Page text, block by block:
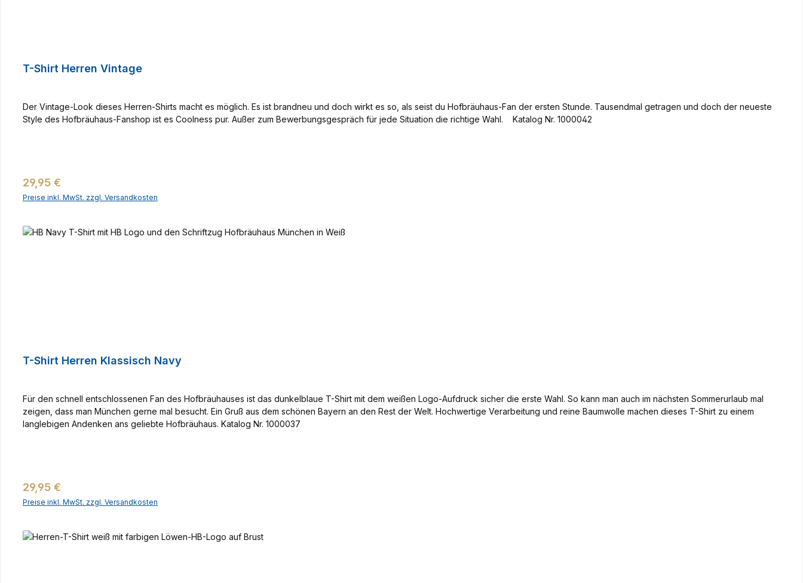
T-Shirt Herren Vintage
Der Vintage-Look dieses Herren-Shirts macht es möglich. Es ist brandneu und doch wirkt es so, als seist du Hofbräuhaus-Fan der ersten Stunde. Tausendmal getragen und doch der neueste
Style des Hofbräuhaus-Fanshop ist es Coolness pur. Außer zum Bewerbungsgespräch für jede Situation die richtige Wahl. Katalog Nr. 1000042
Regulärer Preis:
29,95 €
Preise inkl. MwSt. zzgl. Versandkosten
T-Shirt Herren Klassisch Navy
Für den schnell entschlossenen Fan des Hofbräuhauses ist das dunkelblaue T-Shirt mit dem weißen Logo-Aufdruck sicher die erste Wahl. So kann man auch im nächsten Sommerurlaub mal
zeigen, dass man München gerne mal besucht. Ein Gruß aus dem schönen Bayern an den Rest der Welt. Hochwertige Verarbeitung und reine Baumwolle machen dieses T-Shirt zu einem
langlebigen Andenken ans geliebte Hofbräuhaus. Katalog Nr. 1000037
Regulärer Preis:
29,95 €
Preise inkl. MwSt. zzgl. Versandkosten